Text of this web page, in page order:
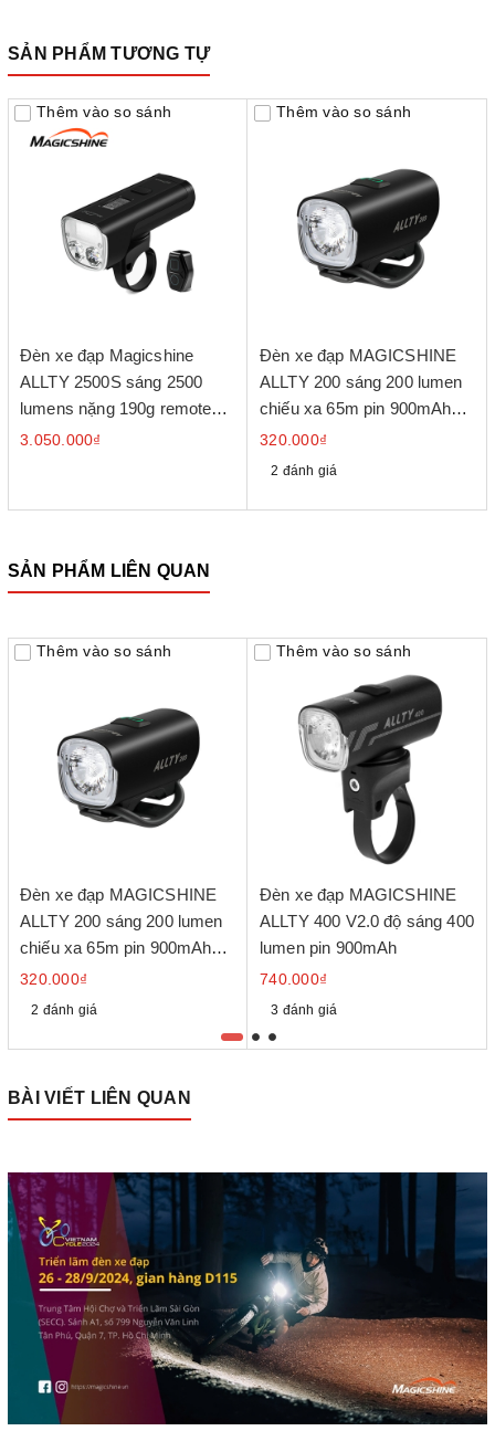
SẢN PHẨM TƯƠNG TỰ
Thêm vào so sánh
Đèn xe đạp Magicshine
ALLTY 2500S sáng 2500
lumens nặng 190g remote
không dây
3.050.000₫
Thêm vào so sánh
Đèn xe đạp MAGICSHINE
ALLTY 200 sáng 200 lumen
chiếu xa 65m pin 900mAh
cổng sạc USB-C
320.000₫
2 đánh giá
SẢN PHẨM LIÊN QUAN
Thêm vào so sánh
Đèn xe đạp MAGICSHINE
ALLTY 200 sáng 200 lumen
chiếu xa 65m pin 900mAh
cổng sạc USB-C
320.000₫
2 đánh giá
Thêm vào so sánh
Đèn xe đạp MAGICSHINE
ALLTY 400 V2.0 độ sáng 400
lumen pin 900mAh
740.000₫
3 đánh giá
BÀI VIẾT LIÊN QUAN